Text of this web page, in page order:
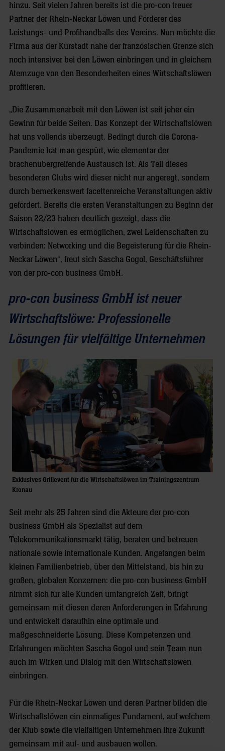
hinzu. Seit vielen Jahren bereits ist die pro-con treuer
Partner der Rhein-Neckar Löwen und Förderer des
Leistungs- und Profihandballs des Vereins. Nun möchte die
Firma aus der Kurstadt nahe der französischen Grenze sich
noch intensiver bei den Löwen einbringen und in gleichem
Atemzuge von den Besonderheiten eines Wirtschaftslöwen
profitieren.
„Die Zusammenarbeit mit den Löwen ist seit jeher ein
Gewinn für beide Seiten. Das Konzept der Wirtschaftslöwen
hat uns vollends überzeugt. Bedingt durch die Corona-
Pandemie hat man gespürt, wie elementar der
brachenübergreifende Austausch ist. Als Teil dieses
besonderen Clubs wird dieser nicht nur angeregt, sondern
durch bemerkenswert facettenreiche Veranstaltungen aktiv
gefördert. Bereits die ersten Veranstaltungen zu Beginn der
Saison 22/23 haben deutlich gezeigt, dass die
Wirtschaftslöwen es ermöglichen, zwei Leidenschaften zu
verbinden: Networking und die Begeisterung für die Rhein-
Neckar Löwen“, freut sich Sascha Gogol, Geschäftsführer
von der pro-con business GmbH.
pro-con business GmbH ist neuer
Wirtschaftslöwe: Professionelle
Lösungen für vielfältige Unternehmen
Exklusives Grillevent für die Wirtschaftslöwen im Trainingszentrum
Kronau
Seit mehr als 25 Jahren sind die Akteure der pro-con
business GmbH als Spezialist auf dem
Telekommunikationsmarkt tätig, beraten und betreuen
nationale sowie internationale Kunden. Angefangen beim
kleinen Familienbetrieb, über den Mittelstand, bis hin zu
großen, globalen Konzernen: die pro-con business GmbH
nimmt sich für alle Kunden umfangreich Zeit, bringt
gemeinsam mit diesen deren Anforderungen in Erfahrung
und entwickelt daraufhin eine optimale und
maßgeschneiderte Lösung. Diese Kompetenzen und
Erfahrungen möchten Sascha Gogol und sein Team nun
auch im Wirken und Dialog mit den Wirtschaftslöwen
einbringen.
Für die Rhein-Neckar Löwen und deren Partner bilden die
Wirtschaftslöwen ein einmaliges Fundament, auf welchem
der Klub sowie die vielfältigen Unternehmen ihre Zukunft
gemeinsam mit auf- und ausbauen wollen.